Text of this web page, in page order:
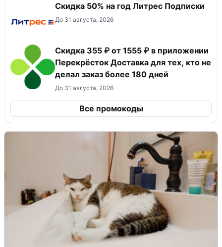
Скидка 50% на год Литрес Подписки
До 31 августа, 2026
Скидка 355 ₽ от 1555 ₽ в приложении
Перекрёсток Доставка для тех, кто не
делал заказ более 180 дней
До 31 августа, 2026
Все промокоды